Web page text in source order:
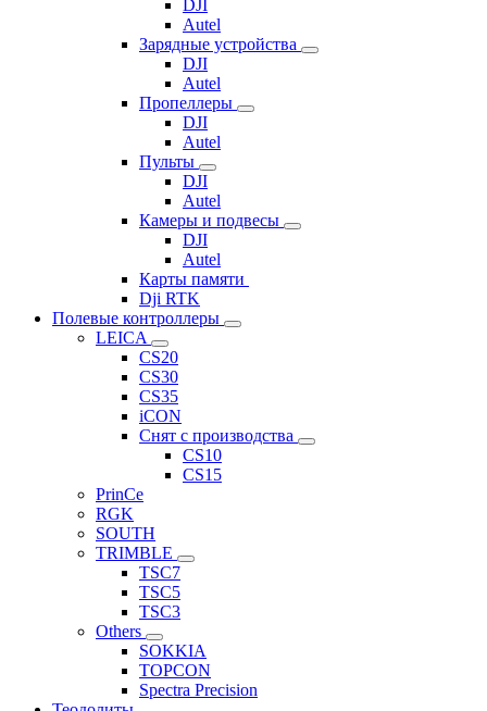
DJI
Autel
Зарядные устройства
DJI
Autel
Пропеллеры
DJI
Autel
Пульты
DJI
Autel
Камеры и подвесы
DJI
Autel
Карты памяти
Dji RTK
Полевые контроллеры
LEICA
CS20
CS30
CS35
iCON
Снят с производства
CS10
CS15
PrinCe
RGK
SOUTH
TRIMBLE
TSC7
TSC5
TSC3
Others
SOKKIA
TOPCON
Spectra Precision